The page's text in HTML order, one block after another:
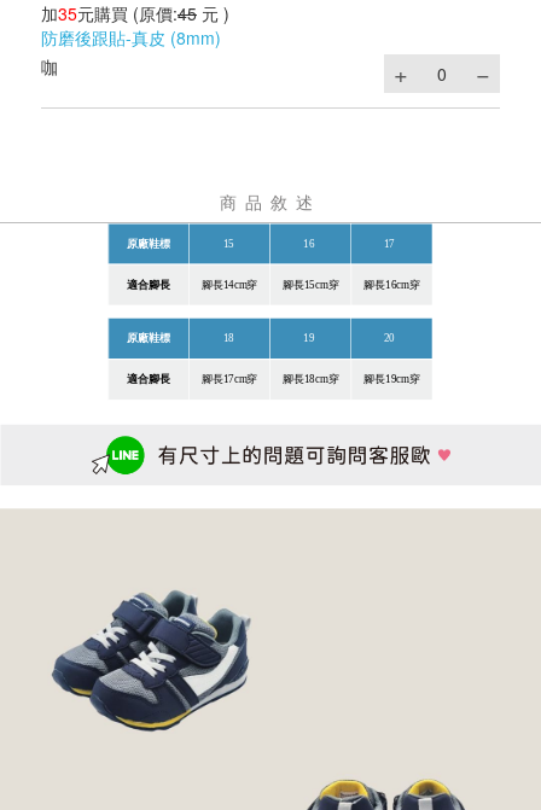
加35元購買 (原價:45 元 )
防磨後跟貼-真皮 (8mm)
咖
商品敘述